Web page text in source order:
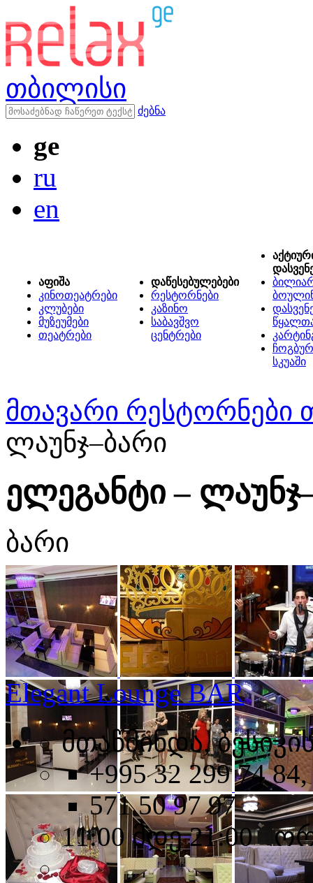
თბილისი
ძებნა
ge
ru
en
აფიშა
კინოთეატრები
კლუბები
მუზეუმები
თეატრები
დაწესებულებები
რესტორნები
კაზინო
საბავშვო
ცენტრები
სკუაში
მთავარი რესტორნები
ლაუნჯ–ბარი
ელეგანტი –
ბარი
Elegant Lounge BAR
მთაწმინდა,
+995 32 299 74 84,
571 50 97 97
11:00 მდე 21:00